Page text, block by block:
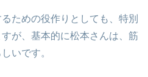
ための役作りとしても、特別
が、基本的に松本さんは、筋
いです。